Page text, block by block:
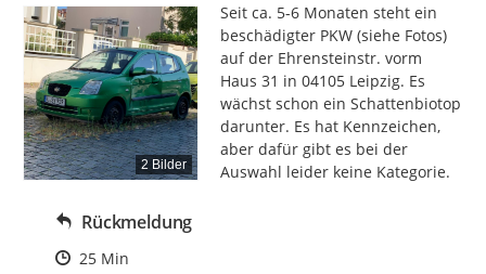
2 Bilder
Seit ca. 5-6 Monaten steht ein
beschädigter PKW (siehe Fotos)
auf der Ehrensteinstr. vorm
Haus 31 in 04105 Leipzig. Es
wächst schon ein Schattenbiotop
darunter. Es hat Kennzeichen,
aber dafür gibt es bei der
Auswahl leider keine Kategorie.
Rückmeldung
Zeitpunkt des Erstellens
25 Min